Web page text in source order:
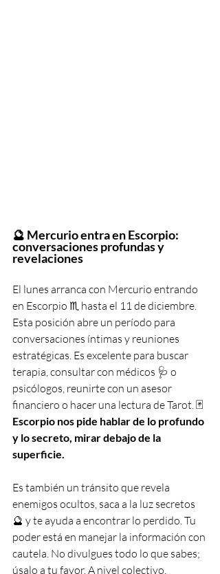
🔮 Mercurio entra en Escorpio:
conversaciones profundas y
revelaciones
El lunes arranca con Mercurio entrando
en Escorpio ♏️ hasta el 11 de diciembre.
Esta posición abre un período para
conversaciones íntimas y reuniones
estratégicas. Es excelente para buscar
terapia, consultar con médicos 🩺 o
psicólogos, reunirte con un asesor
financiero o hacer una lectura de Tarot. 🃏
Escorpio nos pide hablar de lo profundo
y lo secreto, mirar debajo de la
superficie.
Es también un tránsito que revela
enemigos ocultos, saca a la luz secretos
🔮 y te ayuda a encontrar lo perdido. Tu
poder está en manejar la información con
cautela. No divulgues todo lo que sabes;
úsalo a tu favor. A nivel colectivo,